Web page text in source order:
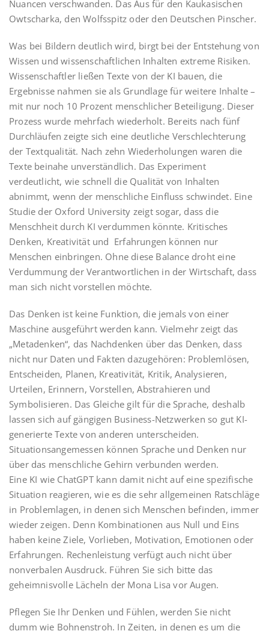
Nuancen verschwanden. Das Aus für den Kaukasischen
Owtscharka, den Wolfsspitz oder den Deutschen Pinscher.
Was bei Bildern deutlich wird, birgt bei der Entstehung von
Wissen und wissenschaftlichen Inhalten extreme Risiken.
Wissenschaftler ließen Texte von der KI bauen, die
Ergebnisse nahmen sie als Grundlage für weitere Inhalte –
mit nur noch 10 Prozent menschlicher Beteiligung. Dieser
Prozess wurde mehrfach wiederholt. Bereits nach fünf
Durchläufen zeigte sich eine deutliche Verschlechterung
der Textqualität. Nach zehn Wiederholungen waren die
Texte beinahe unverständlich. Das Experiment
verdeutlicht, wie schnell die Qualität von Inhalten
abnimmt, wenn der menschliche Einfluss schwindet. Eine
Studie der Oxford University zeigt sogar, dass die
Menschheit durch KI verdummen könnte. Kritisches
Denken, Kreativität und Erfahrungen können nur
Menschen einbringen. Ohne diese Balance droht eine
Verdummung der Verantwortlichen in der Wirtschaft, dass
man sich nicht vorstellen möchte.
Das Denken ist keine Funktion, die jemals von einer
Maschine ausgeführt werden kann. Vielmehr zeigt das
„Metadenken“, das Nachdenken über das Denken, dass
nicht nur Daten und Fakten dazugehören: Problemlösen,
Entscheiden, Planen, Kreativität, Kritik, Analysieren,
Urteilen, Erinnern, Vorstellen, Abstrahieren und
Symbolisieren. Das Gleiche gilt für die Sprache, deshalb
lassen sich auf gängigen Business-Netzwerken so gut KI-
generierte Texte von anderen unterscheiden.
Situationsangemessen können Sprache und Denken nur
über das menschliche Gehirn verbunden werden.
Eine KI wie ChatGPT kann damit nicht auf eine spezifische
Situation reagieren, wie es die sehr allgemeinen Ratschläge
in Problemlagen, in denen sich Menschen befinden, immer
wieder zeigen. Denn Kombinationen aus Null und Eins
haben keine Ziele, Vorlieben, Motivation, Emotionen oder
Erfahrungen. Rechenleistung verfügt auch nicht über
nonverbalen Ausdruck. Führen Sie sich bitte das
geheimnisvolle Lächeln der Mona Lisa vor Augen.
Pflegen Sie Ihr Denken und Fühlen, werden Sie nicht
dumm wie Bohnenstroh. In Zeiten, in denen es um die